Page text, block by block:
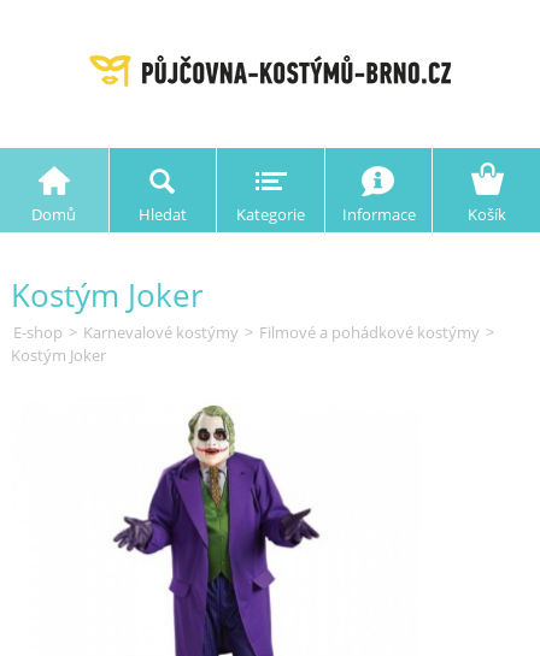
Domů Hledat Kategorie Informace Košík
Kostým Joker
E-shop > Karnevalové kostýmy > Filmové a pohádkové kostýmy >
Kostým Joker